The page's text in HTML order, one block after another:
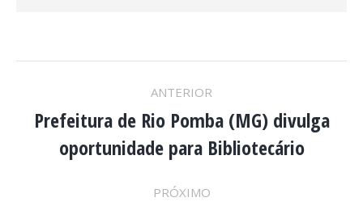
NAVEGAÇÃO
DE
POST:
ANTERIOR
Post
anterior:
Prefeitura de Rio Pomba (MG) divulga
oportunidade para Bibliotecário
PRÓXIMO